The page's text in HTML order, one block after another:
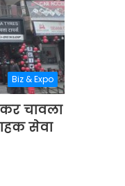
Biz & Expo
चावला
सेवा